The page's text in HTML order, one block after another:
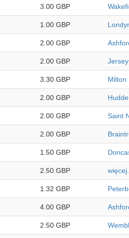
3.00 GBP
1.00 GBP
2.00 GBP
2.00 GBP
3.30 GBP Milton
2.00 GBP
2.00 GBP Saint
2.00 GBP
1.50 GBP
2.50 GBP więcej...
1.32 GBP
4.00 GBP
2.50 GBP